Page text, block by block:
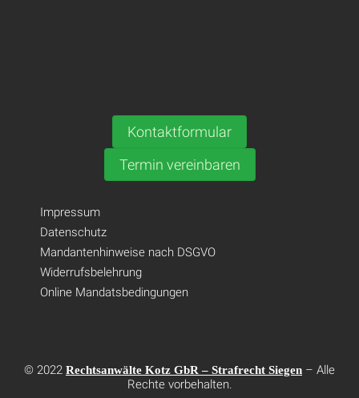
Kontaktformular
Termin vereinbaren
Impressum
Datenschutz
Mandantenhinweise nach DSGVO
Widerrufsbelehrung
Online Mandatsbedingungen
© 2022 Rechtsanwälte Kotz GbR – Strafrecht Siegen – Alle
Rechte vorbehalten.